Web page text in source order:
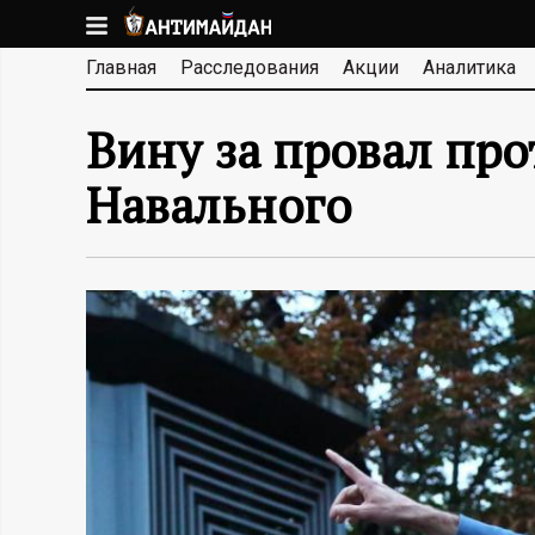
к
основномуА
Н
Т
И
М
А
Главная Расследования Акции Аналитика
Вину за провал
Навального